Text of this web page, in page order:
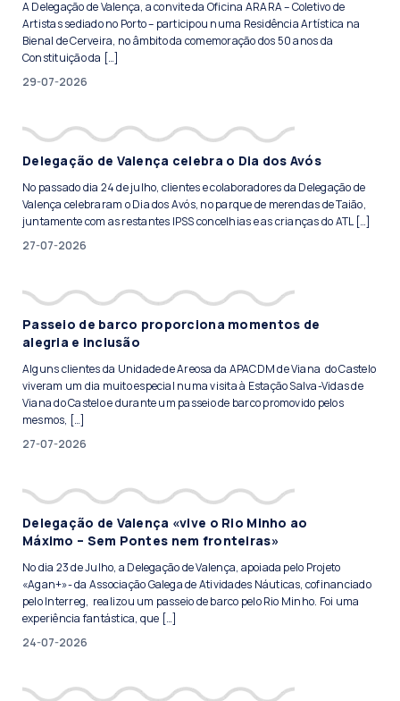
A Delegação de Valença, a convite da Oficina ARARA – Coletivo de
Artistas sediado no Porto – participou numa Residência Artística na
Bienal de Cerveira, no âmbito da comemoração dos 50 anos da
Constituição da […]
29-07-2026
Delegação de Valença celebra o Dia dos Avós
No passado dia 24 de julho, clientes e colaboradores da Delegação de
Valença celebraram o Dia dos Avós, no parque de merendas de Taião,
juntamente com as restantes IPSS concelhias e as crianças do ATL […]
27-07-2026
Passeio de barco proporciona momentos de
alegria e inclusão
Alguns clientes da Unidade de Areosa da APACDM de Viana do Castelo
viveram um dia muito especial numa visita à Estação Salva-Vidas de
Viana do Castelo e durante um passeio de barco promovido pelos
mesmos, […]
27-07-2026
Delegação de Valença «vive o Rio Minho ao
Máximo – Sem Pontes nem fronteiras»
No dia 23 de Julho, a Delegação de Valença, apoiada pelo Projeto
«Agan+»- da Associação Galega de Atividades Náuticas, cofinanciado
pelo Interreg, realizou um passeio de barco pelo Rio Minho. Foi uma
experiência fantástica, que […]
24-07-2026